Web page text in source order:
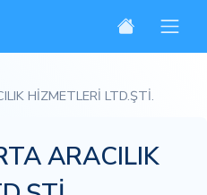
HİZMETLERİ LTD.ŞTİ.
ARACILIK